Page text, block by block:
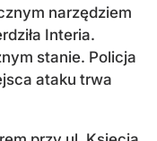
narzędziem
Interia.
stanie. Policja
ataku trwa